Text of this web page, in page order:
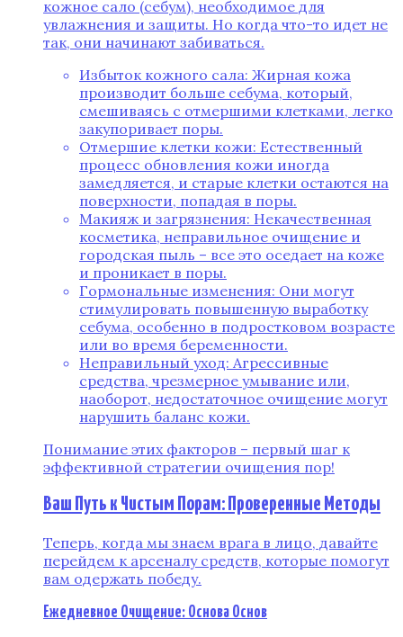
кожное сало (себум), необходимое для
увлажнения и защиты. Но когда что-то идет не
так, они начинают забиваться.
Избыток кожного сала: Жирная кожа
производит больше себума, который,
смешиваясь с отмершими клетками, легко
закупоривает поры.
Отмершие клетки кожи: Естественный
процесс обновления кожи иногда
замедляется, и старые клетки остаются на
поверхности, попадая в поры.
Макияж и загрязнения: Некачественная
косметика, неправильное очищение и
городская пыль – все это оседает на коже
и проникает в поры.
Гормональные изменения: Они могут
стимулировать повышенную выработку
себума, особенно в подростковом возрасте
или во время беременности.
Неправильный уход: Агрессивные
средства, чрезмерное умывание или,
наоборот, недостаточное очищение могут
нарушить баланс кожи.
Понимание этих факторов – первый шаг к
эффективной стратегии очищения пор!
Ваш Путь к Чистым Порам: Проверенные Методы
Теперь, когда мы знаем врага в лицо, давайте
перейдем к арсеналу средств, которые помогут
вам одержать победу.
Ежедневное Очищение: Основа Основ